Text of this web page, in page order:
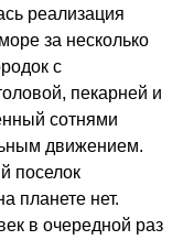
реализация
за несколько
с
пекарней и
сотнями
движением.
поселок
планете нет.
в очередной раз